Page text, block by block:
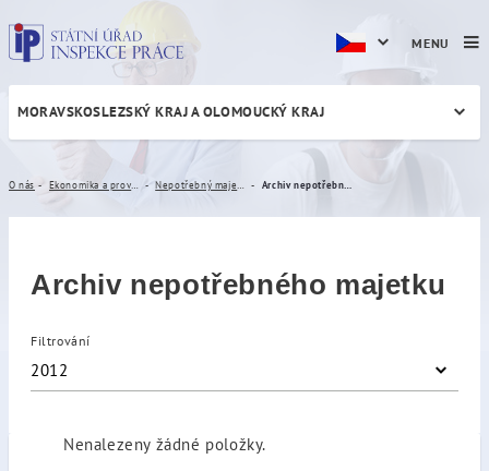
Archiv nepotřebného
MORAVSKOSLEZSKÝ KRAJ A OLOMOUCKÝ KRAJ
O nás
Archiv nepotřebného majetku
Filtrování
2012
Nenalezeny žádné položky.
MENU